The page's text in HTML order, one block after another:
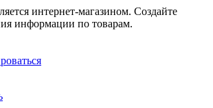
интернет-магазином. Создайте
информации по товарам.